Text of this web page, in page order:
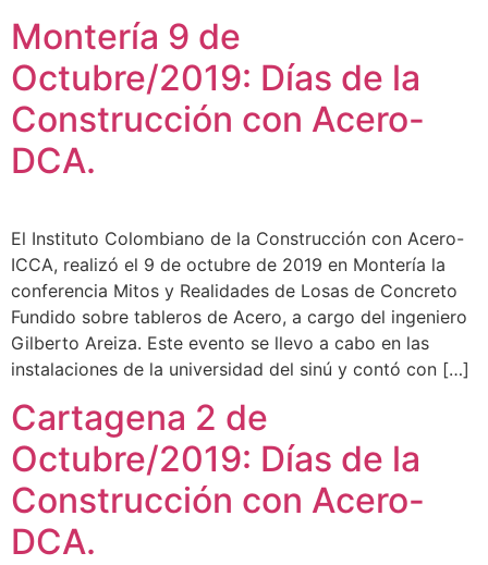
Montería 9 de
Octubre/2019: Días de la
Construcción con Acero-
DCA.
El Instituto Colombiano de la Construcción con Acero-
ICCA, realizó el 9 de octubre de 2019 en Montería la
conferencia Mitos y Realidades de Losas de Concreto
Fundido sobre tableros de Acero, a cargo del ingeniero
Gilberto Areiza. Este evento se llevo a cabo en las
instalaciones de la universidad del sinú y contó con […]
Cartagena 2 de
Octubre/2019: Días de la
Construcción con Acero-
DCA.